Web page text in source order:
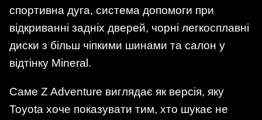
спортивна дуга, система допомоги при
відкриванні задніх дверей, чорні легкосплавні
диски з більш чіпкими шинами та салон у
відтінку Mineral.
Саме Z Adventure виглядає як версія, яку
Toyota хоче показувати тим, хто шукає не